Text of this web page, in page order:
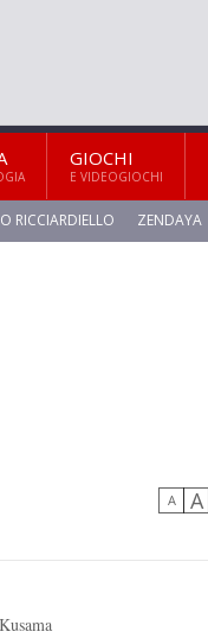
GIOCHI
E VIDEOGIOCHI
RICCIARDIELLO ZENDAYA
A A